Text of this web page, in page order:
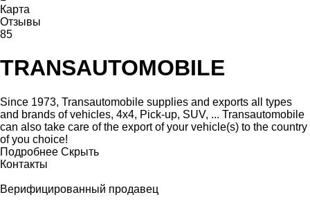
Карта
Отзывы
85
TRANSAUTOMOBILE
Since 1973, Transautomobile supplies and exports all types
and brands of vehicles, 4x4, Pick-up, SUV, ... Transautomobile
can also take care of the export of your vehicle(s) to the country
of you choice!
Подробнее Скрыть
Контакты
Верифицированный продавец